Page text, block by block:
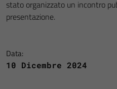
stato organizzato un incontro
presentazione.
Data:
10 Dicembre 2024